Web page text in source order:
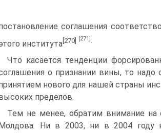
соглашения
института [270] [271] .
Что касается тенденции
о признании вины, то надо
нового для нашей страны
пределов.
Тем не менее, обратим внимание на
Ни в 2003, ни в 2004 году